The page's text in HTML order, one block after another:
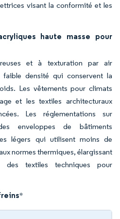
visant la conformité et les
haute masse pour
et à texturation par air
densité qui conservent la
Les vêtements pour climats
et les textiles architecturaux
Les réglementations sur
enveloppes de bâtiments
légers qui utilisent moins de
normes thermiques, élargissant
des textiles techniques pour
*